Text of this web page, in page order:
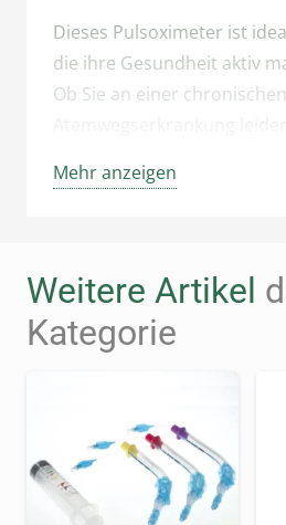
Dieses Pulsoximeter ist
die ihre Gesundheit aktiv
Ob Sie an einer chronischen
allgemeine Gesundheit
Die wichtigsten
einen Blick
Sauerstoffsättigung
Pulsfrequenz
Zweifarbiges OLED-
Mehr anzeigen
Weitere Artikel
Kategorie